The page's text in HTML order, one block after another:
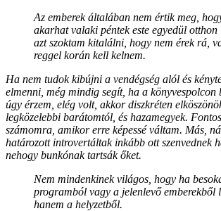
Az emberek általában nem értik meg,
akarhat valaki péntek este egyedül otthon
azt szoktam kitalálni, hogy nem érek rá,
reggel korán kell kelnem.
Ha nem tudok kibújni a vendégség alól és
elmenni, még mindig segít, ha a könyvespolcon
úgy érzem, elég volt, akkor diszkréten
legközelebbi barátomtól, és hazamegyek.
számomra, amikor erre képessé váltam. Más,
határozott introvertáltak inkább ott szenvednek
nehogy bunkónak tartsák őket.
Nem mindenkinek világos, hogy ha
programból vagy a jelenlevő emberekből
hanem a helyzetből.